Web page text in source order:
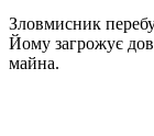
Зловмисник
Йому загрожує
майна.